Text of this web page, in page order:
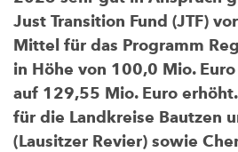
Just Transition Fund (JTF)
Mittel für das Programm
in Höhe von 100,0 Mio.
auf 129,55 Mio. Euro
für die Landkreise Bautzen
(Lausitzer Revier) sowie